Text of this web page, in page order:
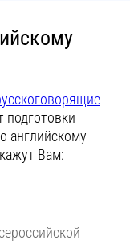
английскому
Вам: